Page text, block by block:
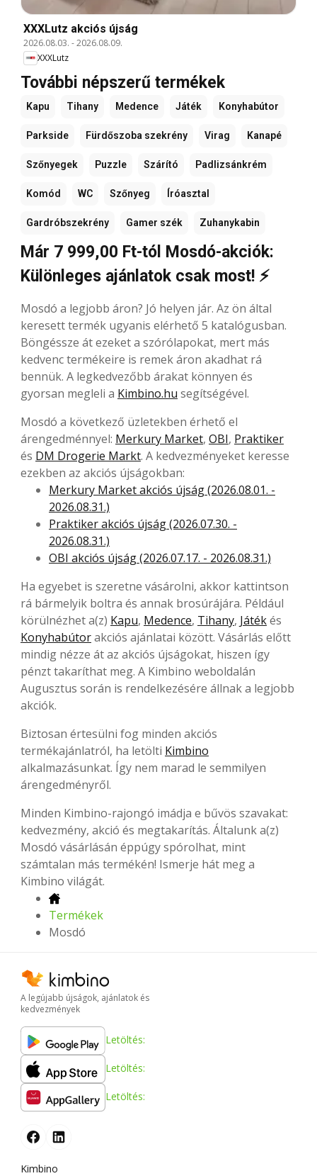
XXXLutz akciós újság
2026.08.03. -2026.08.09.
XXXLutz
További népszerű termékek
Kapu Tihany Medence Játék Konyhabútor
Parkside Fürdőszoba szekrény Virag Kanapé
Szőnyegek Puzzle Szárító Padlizsánkrém
Komód WC Szőnyeg Íróasztal
Gardróbszekrény Gamer szék Zuhanykabin
Már 7 999,00 Ft-tól Mosdó-akciók:
Különleges ajánlatok csak most! ⚡
Mosdó a legjobb áron? Jó helyen jár. Az ön által
keresett termék ugyanis elérhető 5 katalógusban.
Böngéssze át ezeket a szórólapokat, mert más
kedvenc termékeire is remek áron akadhat rá
bennük. A legkedvezőbb árakat könnyen és
gyorsan megleli a Kimbino.hu segítségével.
Mosdó a következő üzletekben érhető el
árengedménnyel: Merkury Market, OBI, Praktiker
és DM Drogerie Markt. A kedvezményeket keresse
ezekben az akciós újságokban:
Merkury Market akciós újság (2026.08.01. -
2026.08.31.)
Praktiker akciós újság (2026.07.30. -
2026.08.31.)
OBI akciós újság (2026.07.17. - 2026.08.31.)
Ha egyebet is szeretne vásárolni, akkor kattintson
rá bármelyik boltra és annak brosúrájára. Például
körülnézhet a(z) Kapu, Medence, Tihany, Játékés
Konyhabútorakciós ajánlatai között. Vásárlás előtt
mindig nézze át az akciós újságokat, hiszen így
pénzt takaríthat meg. A Kimbino weboldalán
Augusztus során is rendelkezésére állnak a legjobb
akciók.
Biztosan értesülni fog minden akciós
termékajánlatról, ha letölti Kimbino
alkalmazásunkat. Így nem marad le semmilyen
árengedményről.
Minden Kimbino-rajongó imádja e bűvös szavakat:
kedvezmény, akció és megtakarítás. Általunk a(z)
Mosdó vásárlásán éppúgy spórolhat, mint
számtalan más termékén! Ismerje hát meg a
Kimbino világát.
Termékek
Mosdó
A legújabb újságok, ajánlatok és
kedvezmények
Letöltés:
Letöltés:
Letöltés:
Kimbino